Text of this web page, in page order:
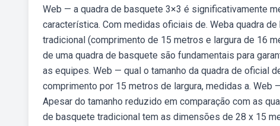
Web — a quadra de basquete 3×3 é significativamente
característica. Com medidas oficiais de. Weba quadra
tradicional (comprimento de 15 metros e largura de 16
de uma quadra de basquete são fundamentais para
as equipes. Web — qual o tamanho da quadra de oficial
comprimento por 15 metros de largura, medidas a.
Apesar do tamanho reduzido em comparação com as
de basquete tradicional tem as dimensões de 28 x 15